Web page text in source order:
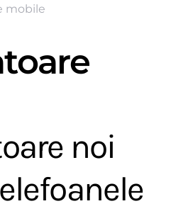
mobile
noi